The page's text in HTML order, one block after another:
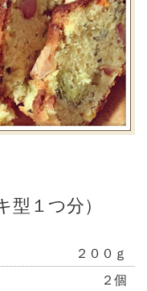
１つ分）
２００ｇ
２個